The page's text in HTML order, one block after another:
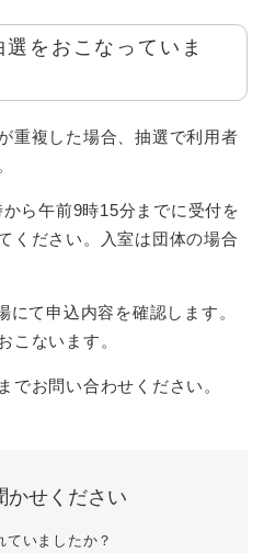
をおこなっていま
重複した場合、抽選で利用者
ら午前9時15分までに受付を
ください。入室は団体の場合
て申込内容を確認します。
こないます。
お問い合わせください。
かせください
ていましたか？